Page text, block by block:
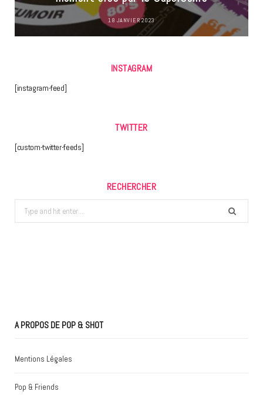
18 JANVIER 2023
INSTAGRAM
[instagram-feed]
TWITTER
[custom-twitter-feeds]
RECHERCHER
Search
for:
A PROPOS DE POP & SHOT
Mentions Légales
Pop & Friends